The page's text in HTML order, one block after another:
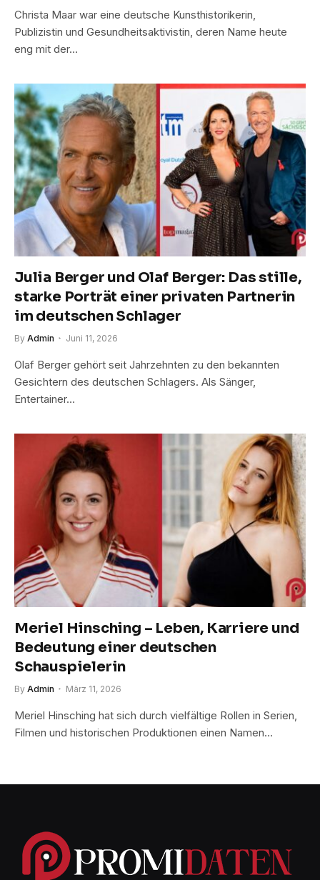
Christa Maar war eine deutsche Kunsthistorikerin,
Publizistin und Gesundheitsaktivistin, deren Name heute
eng mit der…
Julia Berger und Olaf Berger: Das stille,
starke Porträt einer privaten Partnerin
im deutschen Schlager
By Admin Juni 11, 2026
Olaf Berger gehört seit Jahrzehnten zu den bekannten
Gesichtern des deutschen Schlagers. Als Sänger,
Entertainer…
Meriel Hinsching – Leben, Karriere und
Bedeutung einer deutschen
Schauspielerin
By Admin März 11, 2026
Meriel Hinsching hat sich durch vielfältige Rollen in Serien,
Filmen und historischen Produktionen einen Namen…